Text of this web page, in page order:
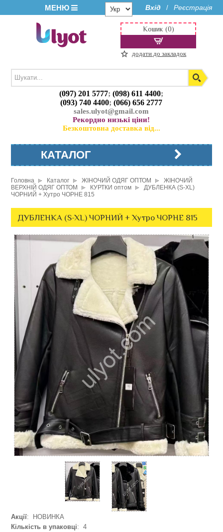
МЕНЮ Вхід / Реєстрація
(097) 201 5777;(098) 611 4400;
(093) 740 4400;(066) 656 2777
sales.ulyot@gmail.com
Рекордно низькі ціни!
Безкоштовна доставка від...
Кошик (0)
додати до закладок
КАТАЛОГ
Головна Каталог ЖІНОЧИЙ ОДЯГ ОПТОМ
ЖІНОЧИЙ
ВЕРХНІЙ ОДЯГ ОПТОМ
КУРТКИ оптом
ДУБЛЕНКА (S-XL)
ЧОРНИЙ + Хутро ЧОРНЕ 815
ДУБЛЕНКА (S-XL) ЧОРНИЙ + Хутро ЧОРНЕ 815
Акції: НОВИНКА
Кількість в упаковці: 4